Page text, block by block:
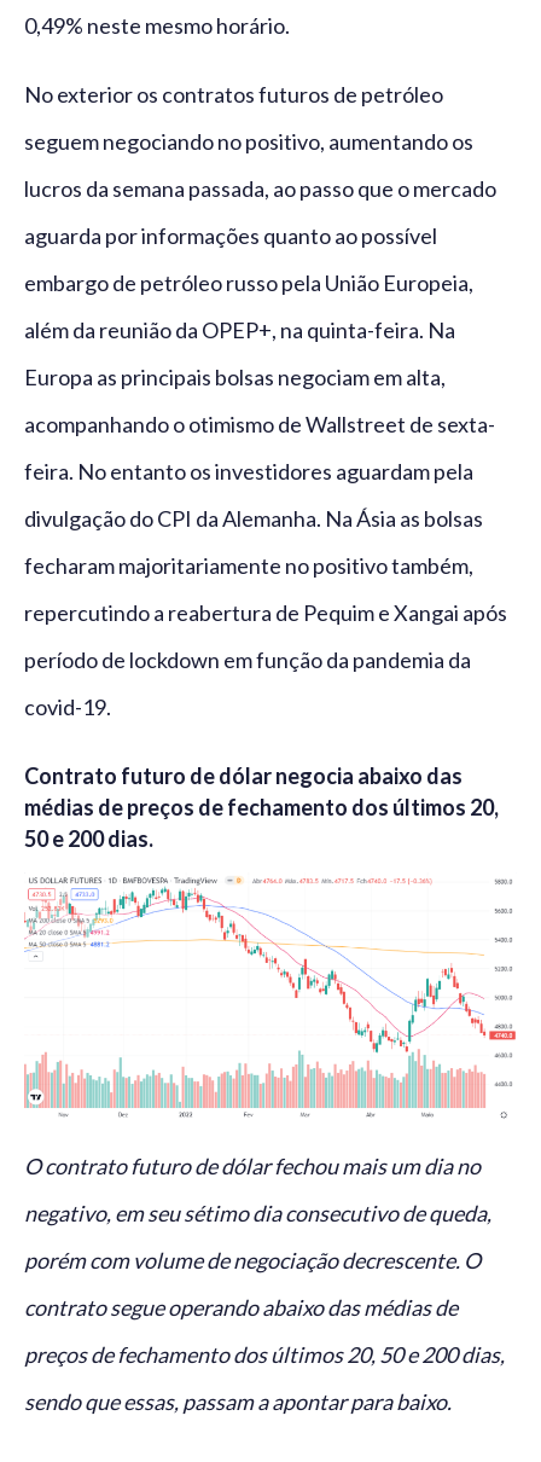
0,49% neste mesmo horário.
No exterior os contratos futuros de petróleo
seguem negociando no positivo, aumentando os
lucros da semana passada, ao passo que o mercado
aguarda por informações quanto ao possível
embargo de petróleo russo pela União Europeia,
além da reunião da OPEP+, na quinta-feira. Na
Europa as principais bolsas negociam em alta,
acompanhando o otimismo de Wallstreet de sexta-
feira. No entanto os investidores aguardam pela
divulgação do CPI da Alemanha. Na Ásia as bolsas
fecharam majoritariamente no positivo também,
repercutindo a reabertura de Pequim e Xangai após
período de lockdown em função da pandemia da
covid-19.
Contrato futuro de dólar negocia abaixo das
médias de preços de fechamento dos últimos 20,
50 e 200 dias.
O contrato futuro de dólar fechou mais um dia no
negativo, em seu sétimo dia consecutivo de queda,
porém com volume de negociação decrescente. O
contrato segue operando abaixo das médias de
preços de fechamento dos últimos 20, 50 e 200 dias,
sendo que essas, passam a apontar para baixo.